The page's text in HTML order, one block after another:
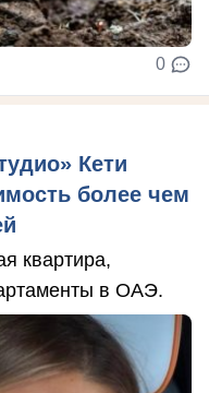
0
Кети
более чем
квартира,
в ОАЭ.